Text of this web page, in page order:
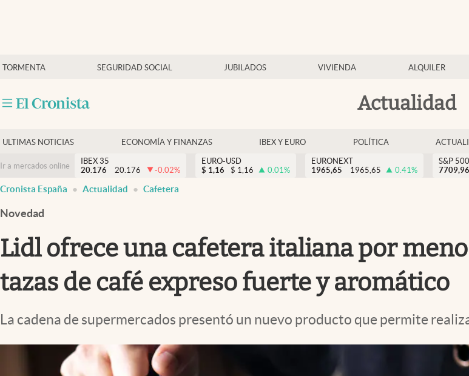
TORMENTA SEGURIDAD SOCIAL JUBILADOS VIVIENDA ALQUILER
Actualidad
Economía y finanzas
Criptomonedas
ULTIMAS NOTICIAS ECONOMÍA Y FINANZAS IBEX Y EURO POLÍTICA
Ir a mercados online
IBEX 35
20.176
20.176 -0.02%
EURO-USD
$ 1,16 $ 1,16 0.01%
EURONEXT
1965,65
1965,65 0.41%
S&P 500
7709,96
Cronista España Actualidad Cafetera
Novedad
Lidl ofrece una cafetera italiana por
tazas de café expreso fuerte y aromático
La cadena de supermercados presentó un nuevo producto que permite